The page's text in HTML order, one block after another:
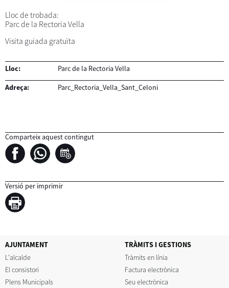
Lloc de trobada:
Parc de la Rectoria Vella
Visita guiada gratuïta
Lloc: Parc de la Rectoria Vella
Adreça: Parc_Rectoria_Vella_Sant_Celoni
Comparteix aquest contingut
Versió per imprimir
AJUNTAMENT
L'alcalde
El consistori
Plens Municipals
TRÀMITS I GESTIONS
Tràmits en línia
Factura electrònica
Seu electrònica